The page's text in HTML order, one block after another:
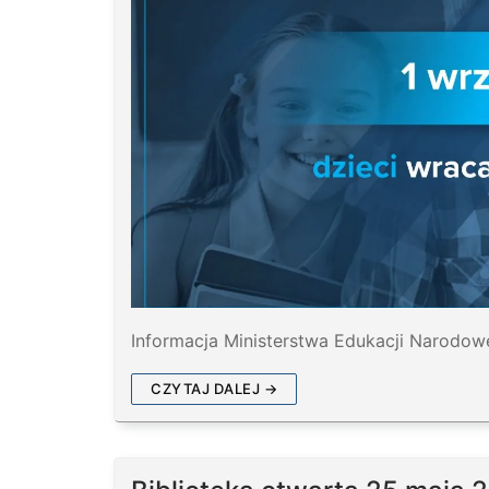
Informacja Ministerstwa Edukacji
CZYTAJ DALEJ →